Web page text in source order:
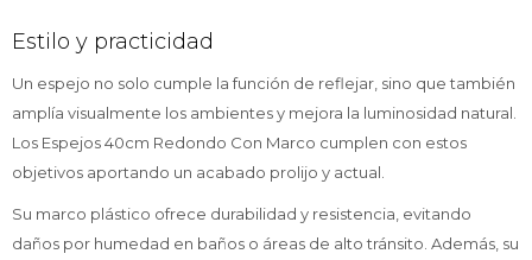
Estilo y practicidad
Un espejo no solo cumple la función de reflejar, sino que también
amplía visualmente los ambientes y mejora la luminosidad natural.
Los Espejos 40cm Redondo Con Marco cumplen con estos
objetivos aportando un acabado prolijo y actual.
Su marco plástico ofrece durabilidad y resistencia, evitando
daños por humedad en baños o áreas de alto tránsito. Además, su